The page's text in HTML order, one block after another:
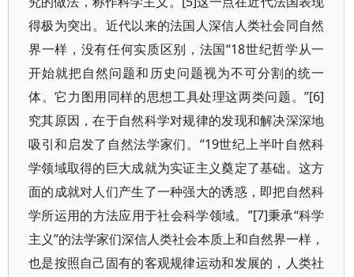
得极为突出。近代以来的法国人深信人类社会同自然
界一样，没有任何实质区别，法国“18世纪哲学从一
开始就把自然问题和历史问题视为不可分割的统一
体。它力图用同样的思想工具处理这两类问题。”[6]
究其原因，在于自然科学对规律的发现和解决深深地
吸引和启发了自然法学家们。“19世纪上半叶自然科
学领域取得的巨大成就为实证主义奠定了基础。这方
面的成就对人们产生了一种强大的诱惑，即把自然科
学所运用的方法应用于社会科学领域。”[7]秉承“科学
主义”的法学家们深信人类社会本质上和自然界一样，
也是按照自己固有的客观规律运动和发展的，人类社